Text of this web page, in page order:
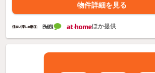
物件詳細を見る
ほか提供